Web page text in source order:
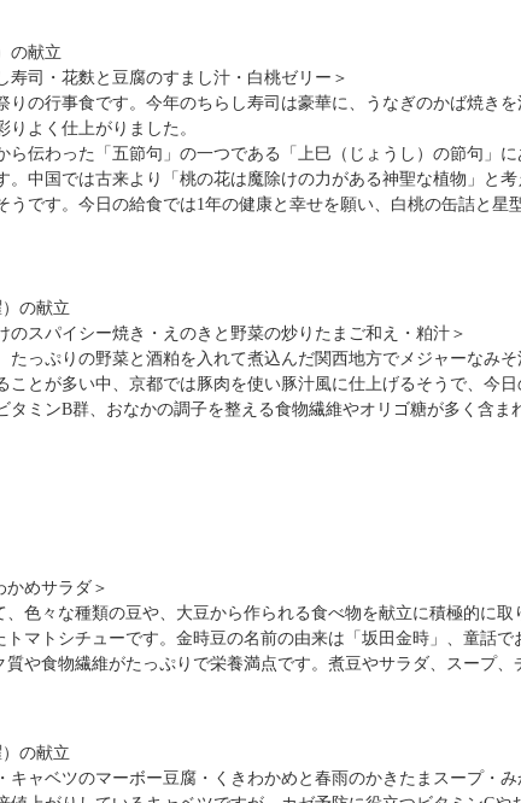
の献立
寿司・花麩と豆腐のすまし汁・白桃ゼリー＞
りの行事食です。今年のちらし寿司は豪華に、うなぎのかば焼き
りよく仕上がりました。
ら伝わった「五節句」の一つである「上巳（じょうし）の節句」
。中国では古来より「桃の花は魔除けの力がある神聖な植物」と
うです。今日の給食では1年の健康と幸せを願い、白桃の缶詰と星
の献立
のスパイシー焼き・えのきと野菜の炒りたまご和え・粕汁＞
たっぷりの野菜と酒粕を入れて煮込んだ関西地方でメジャーなみ
ことが多い中、京都では豚肉を使い豚汁風に仕上げるそうで、今
タミンB群、おなかの調子を整える食物繊維やオリゴ糖が多く含ま
めサラダ＞
色々な種類の豆や、大豆から作られる食べ物を献立に積極的に取
マトシチューです。金時豆の名前の由来は「坂田金時」、童話
や食物繊維がたっぷりで栄養満点です。煮豆やサラダ、スープ
の献立
キャベツのマーボー豆腐・くきわかめと春雨のかきたまスープ・み